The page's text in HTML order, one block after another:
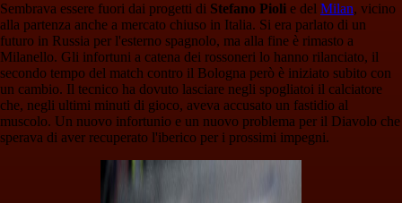
Sembrava essere fuori dai progetti di Stefano Pioli e del Milan, vicino
alla partenza anche a mercato chiuso in Italia. Si era parlato di un
futuro in Russia per l'esterno spagnolo, ma alla fine è rimasto a
Milanello. Gli infortuni a catena dei rossoneri lo hanno rilanciato, il
secondo tempo del match contro il Bologna però è iniziato subito con
un cambio. Il tecnico ha dovuto lasciare negli spogliatoi il calciatore
che, negli ultimi minuti di gioco, aveva accusato un fastidio al
muscolo. Un nuovo infortunio e un nuovo problema per il Diavolo che
sperava di aver recuperato l'iberico per i prossimi impegni.